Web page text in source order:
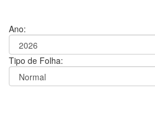
Ano:
Tipo de Folha: